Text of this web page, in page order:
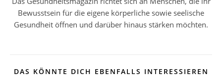
Bewusstsein für die eigene körperliche sowie seelische
Gesundheit öffnen und darüber hinaus stärken möchten.
DAS KÖNNTE DICH EBENFALLS INTERESSIEREN